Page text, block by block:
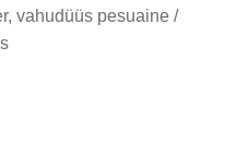
vahudüüs pesuaine /